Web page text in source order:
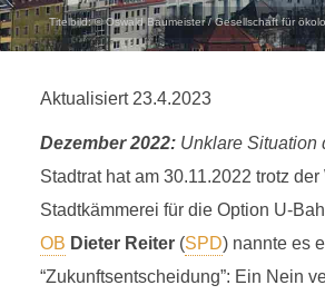
Titelbild:© Oswald Baumeister / Gesellschaft für
Aktualisiert 23.4.2023
Dezember 2022:Unklare Situation
Stadtrat hat am 30.11.2022 trotz
Stadtkämmerei für die Option U-
OB Dieter Reiter(SPD) nannte es
“Zukunftsentscheidung”: Ein Nein